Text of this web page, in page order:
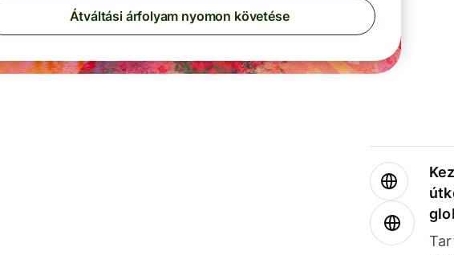
Átváltási árfolyam nyomon követése